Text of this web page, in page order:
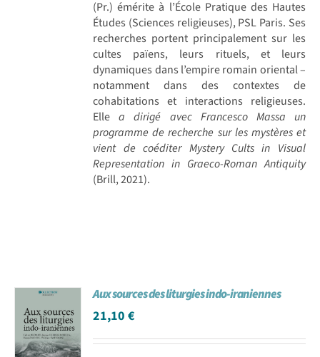
(Pr.) émérite à l’École Pratique des Hautes
Études (Sciences religieuses), PSL Paris. Ses
recherches portent principalement sur les
cultes païens, leurs rituels, et leurs
dynamiques dans l’empire romain oriental –
notamment dans des contextes de
cohabitations et interactions religieuses.
Elle a dirigé avec Francesco Massa un
programme de recherche sur les mystères et
vient de coéditer Mystery Cults in Visual
Representation in Graeco-Roman Antiquity
(Brill, 2021).
Aux sources des liturgies indo-iraniennes
21,10€